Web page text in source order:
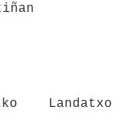
Landatxo